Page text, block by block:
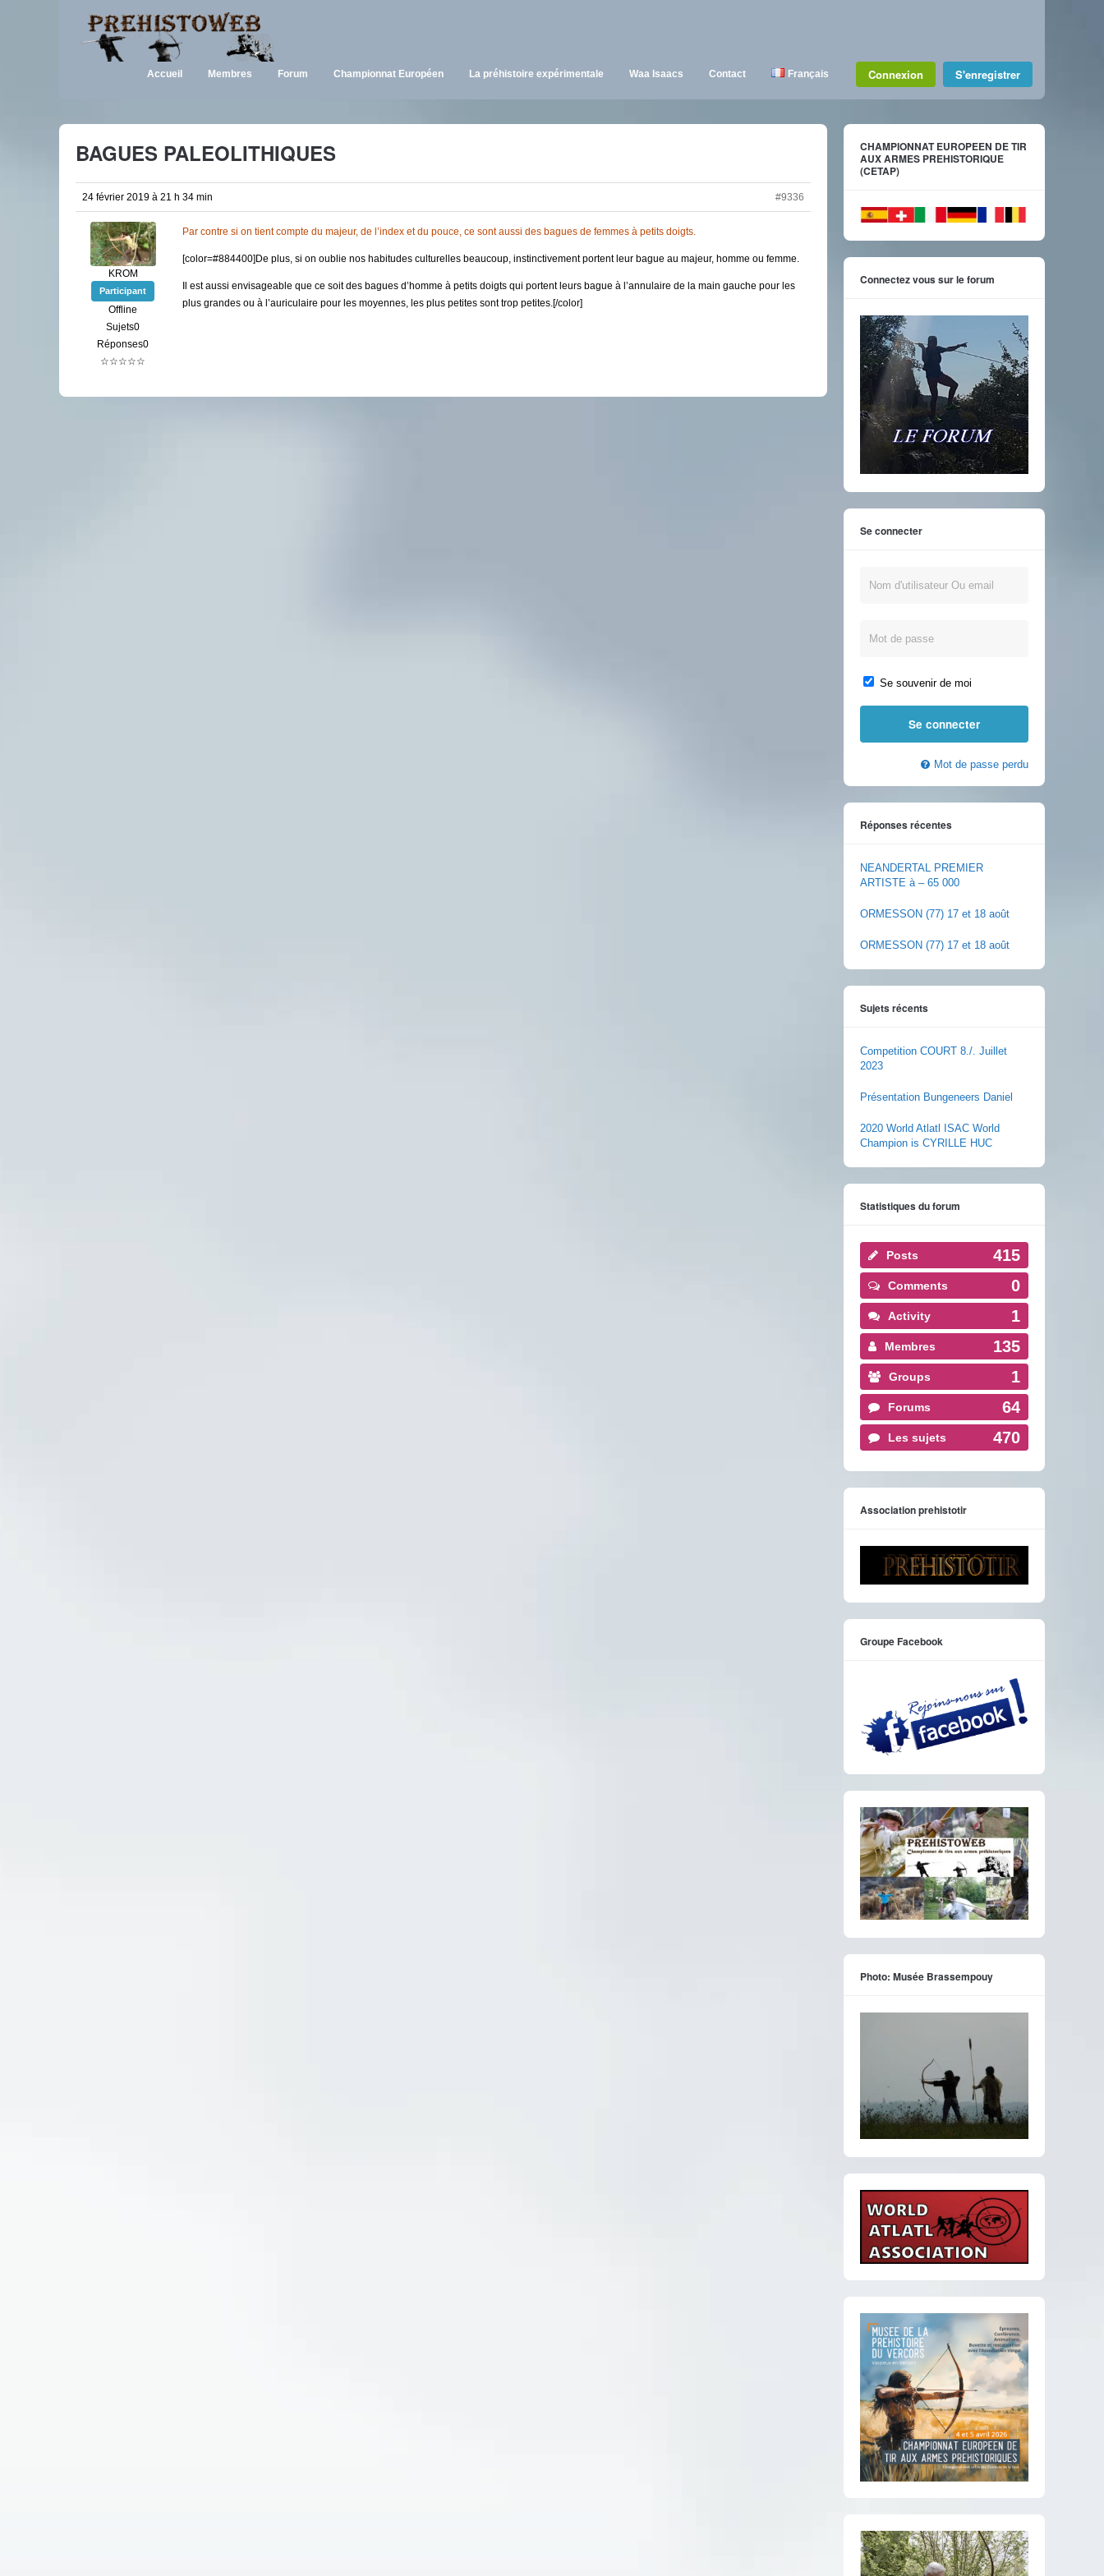
Accueil Membres Forum Championnat Européen La préhistoire expérimentale Waa Isaacs Contact Français Connexion S'enregistrer
BAGUES PALEOLITHIQUES
24 février 2019 à 21 h 34 min #9336
KROM
Participant
Offline
Sujets0
Réponses0
☆☆☆☆☆
Par contre si on tient compte du majeur, de l’index et du pouce, ce sont aussi des bagues de femmes à petits doigts.
[color=#884400]De plus, si on oublie nos habitudes culturelles beaucoup, instinctivement portent leur bague au majeur, homme ou femme.
Il est aussi envisageable que ce soit des bagues d’homme à petits doigts qui portent leurs bague à l’annulaire de la main gauche pour les
plus grandes ou à l’auriculaire pour les moyennes, les plus petites sont trop petites.[/color]
CHAMPIONNAT EUROPEEN DE TIR
AUX ARMES PREHISTORIQUE
(CETAP)
Connectez vous sur le forum
Se connecter
Se souvenir de moi
Mot de passe perdu
Réponses récentes
NEANDERTAL PREMIER
ARTISTE à – 65 000
ORMESSON (77) 17 et 18 août
ORMESSON (77) 17 et 18 août
Sujets récents
Competition COURT 8./. Juillet
2023
Présentation Bungeneers Daniel
2020 World Atlatl ISAC World
Champion is CYRILLE HUC
Statistiques du forum
Posts 415
Comments 0
Activity 1
Membres 135
Groups 1
Forums 64
Les sujets 470
Association prehistotir
Groupe Facebook
Photo: Musée Brassempouy